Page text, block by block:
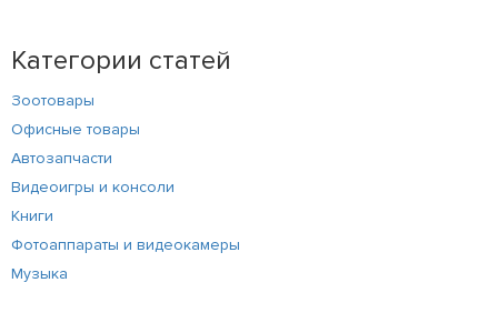
Категории статей
Зоотовары
Офисные товары
Автозапчасти
Видеоигры и консоли
Книги
Фотоаппараты и видеокамеры
Музыка